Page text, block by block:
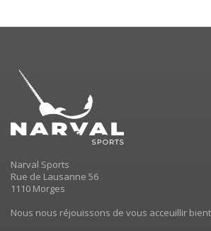
Narval Sports
Rue de Lausanne 56
1110 Morges
Nous nous réjouissons de vous acceuillir